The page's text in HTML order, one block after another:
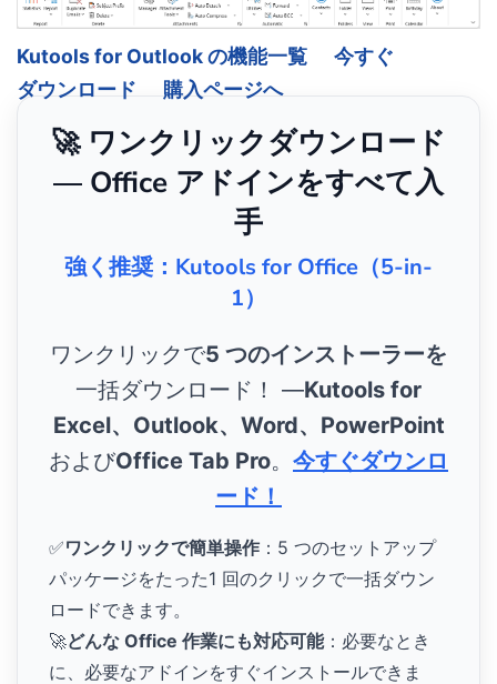
Kutools for Outlook の機能一覧
今すぐ
ダウンロード
購入ページへ
🚀 ワンクリックダウンロード
— Office アドインをすべて入
手
強く推奨：Kutools for Office（5-in-
1）
ワンクリックで5 つのインストーラーを
一括ダウンロード！ ―Kutools for
Excel、Outlook、Word、PowerPoint
およびOffice Tab Pro。 今すぐダウンロ
ード！
✅ワンクリックで簡単操作 ：5 つのセットアップ
パッケージをたった1 回のクリックで一括ダウン
ロードできます。
🚀どんな Office 作業にも対応可能：必要なとき
に、必要なアドインをすぐインストールできま